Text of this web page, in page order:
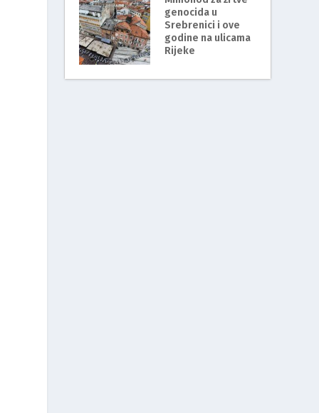
genocida u
Srebrenici i ove
godine na ulicama
Rijeke